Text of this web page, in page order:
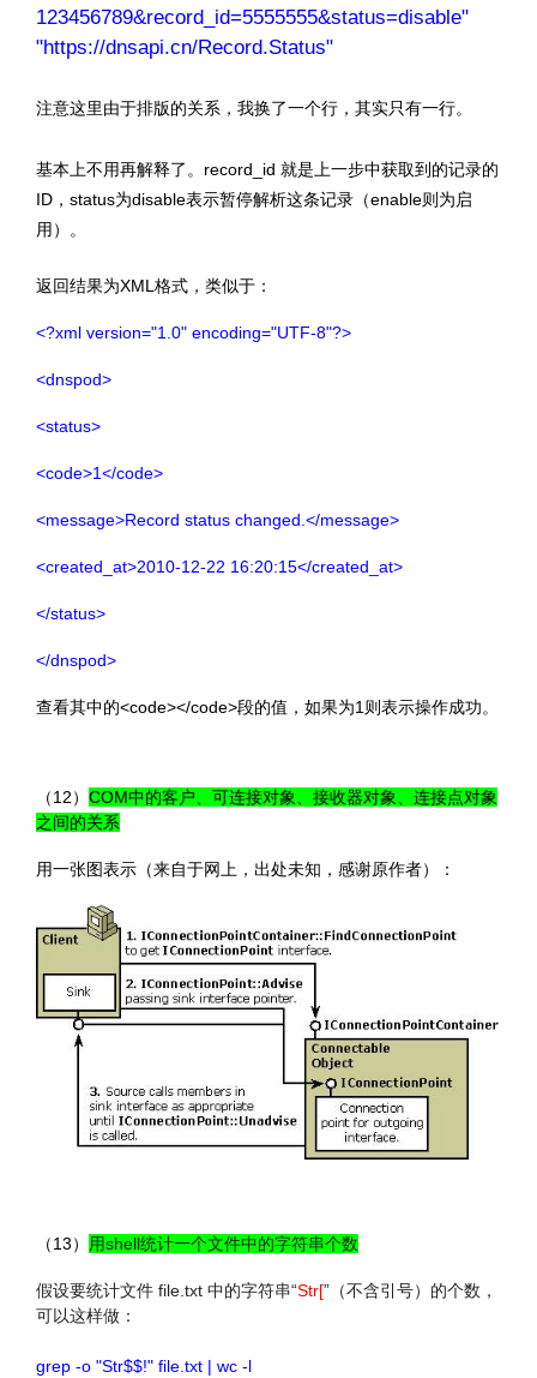
123456789&record_id=5555555&status=disable"
"https://dnsapi.cn/Record.Status"
注意这里由于排版的关系，我换了一个行，其实只有一行。
基本上不用再解释了。record_id 就是上一步中获取到的记录的
ID，status为disable表示暂停解析这条记录（enable则为启
用）。
返回结果为XML格式，类似于：
<?xml version="1.0" encoding="UTF-8"?>
<dnspod>
<status>
<code>1</code>
<message>Record status changed.</message>
<created_at>2010-12-22 16:20:15</created_at>
</status>
</dnspod>
查看其中的<code></code>段的值，如果为1则表示操作成功。
（12） COM中的客户、可连接对象、接收器对象、连接点对象
之间的关系
用一张图表示（来自于网上，出处未知，感谢原作者）：
（13） 用shell统计一个文件中的字符串个数
假设要统计文件 file.txt 中的字符串“Str[”（不含引号）的个数，
可以这样做：
grep -o "Str$$!" file.txt | wc -l